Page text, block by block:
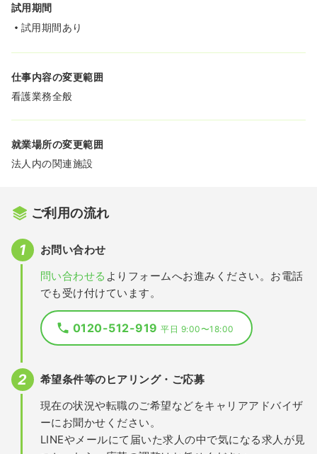
試用期間
試用期間あり
仕事内容の変更範囲
看護業務全般
就業場所の変更範囲
法人内の関連施設
ご利用の流れ
お問い合わせ
問い合わせる よりフォームへお進みください。お電話
でも受け付けています。
0120-512-919平日 9:00〜18:00
希望条件等のヒアリング・ご応募
現在の状況や転職のご希望などをキャリアアドバイザ
ーにお聞かせください。
LINEやメールにて届いた求人の中で気になる求人が見